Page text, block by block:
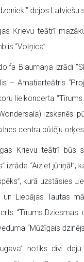
dejos
Krievu teātrī
“Voļņica”.
Blaumaņa izrādi
– Amatierteātris
lielkoncerta
izskanēs
centra pūtēju
Krievu teātrī būs
izrāde “Aiziet
kurā uzstāsies
un Liepājas Tautas
“Mūžīgais
notiks divi